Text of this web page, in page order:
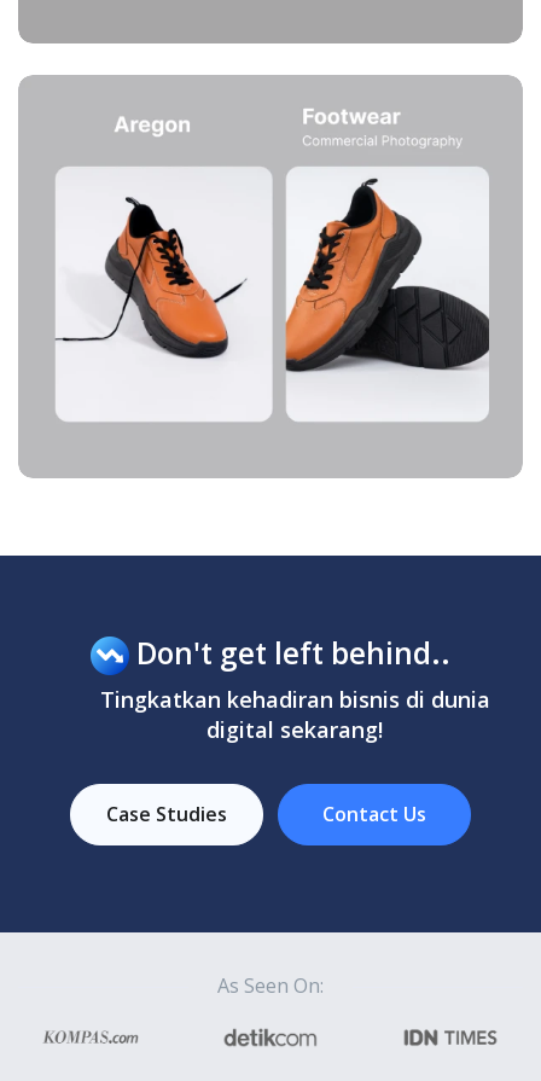
Don't get left behind..
Tingkatkan kehadiran bisnis di dunia
digital sekarang!
Case Studies Contact Us
As Seen On: